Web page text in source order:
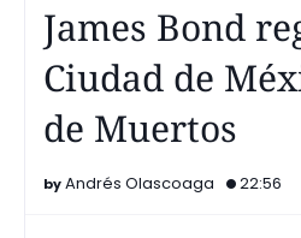
James Bond
Ciudad de
de Muertos
Andrés Olascoaga 22:56